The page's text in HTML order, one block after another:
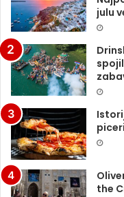
julu
the